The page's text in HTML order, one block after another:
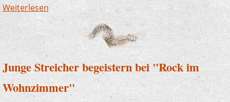
Weiterlesenüber Zauberlehrlinge im Kaisergarten
Junge Streicher begeistern bei "Rock im
Wohnzimmer"